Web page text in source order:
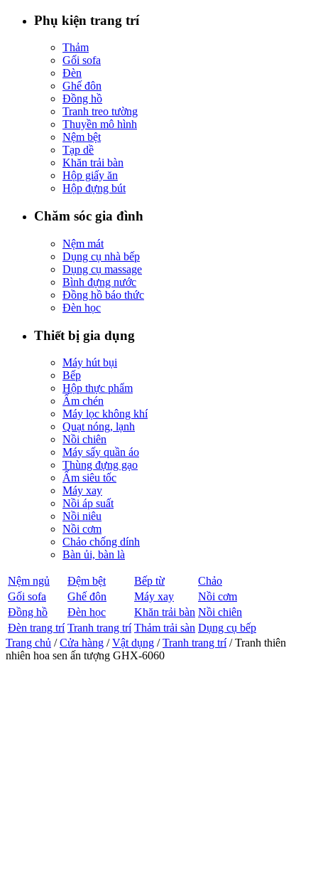
Phụ kiện trang trí
Thảm
Gối sofa
Đèn
Ghế đôn
Đồng hồ
Tranh treo tường
Thuyền mô hình
Nệm bệt
Tạp dề
Khăn trải bàn
Hộp giấy ăn
Hộp đựng bút
Chăm sóc gia đình
Nệm mát
Dụng cụ nhà bếp
Dụng cụ massage
Bình đựng nước
Đồng hồ báo thức
Đèn học
Thiết bị gia dụng
Máy hút bụi
Bếp
Hộp thực phẩm
Ấm chén
Máy lọc không khí
Quạt nóng, lạnh
Nồi chiên
Máy sấy quần áo
Thùng đựng gạo
Ấm siêu tốc
Máy xay
Nồi áp suất
Nồi niêu
Nồi cơm
Chảo chống dính
Bàn ủi, bàn là
Nệm ngủ Đệm bệt Bếp từ
Chảo
Gối sofa
Ghế đôn Máy xay
Nồi cơm
Đồng hồ
Đèn học Khăn trải bàn Nồi chiên
Đèn trang trí Tranh trang trí Thảm trải sàn Dụng cụ bếp
Trang chủ /Cửa hàng /Vật dụng /Tranh trang trí/ Tranh thiên
nhiên hoa sen ấn tượng GHX-6060